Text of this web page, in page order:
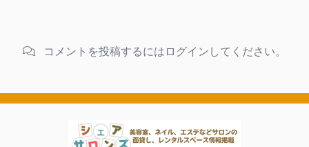
コメントを投稿するにはログインしてください。